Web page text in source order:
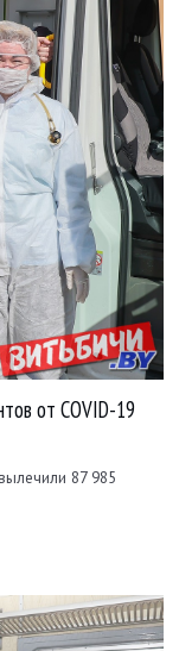
от COVID-19
87 985